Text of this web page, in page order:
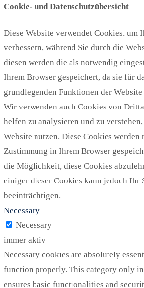
Cookie- und Datenschutzübersicht
Diese Website verwendet Cookies, um
verbessern, während Sie durch die
diesen werden die als notwendig
Ihrem Browser gespeichert, da sie für
grundlegenden Funktionen der
Wir verwenden auch Cookies von
helfen zu analysieren und zu verstehen,
Website nutzen. Diese Cookies werden
Zustimmung in Ihrem Browser
die Möglichkeit, diese Cookies
einiger dieser Cookies kann jedoch Ihr
beeinträchtigen.
Necessary
Necessary
immer aktiv
Necessary cookies are absolutely
function properly. This category only
ensures basic functionalities and